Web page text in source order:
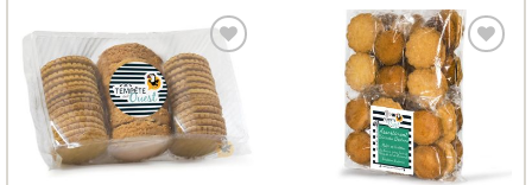
Ajouter
aux
favoris
Ajouter
favoris